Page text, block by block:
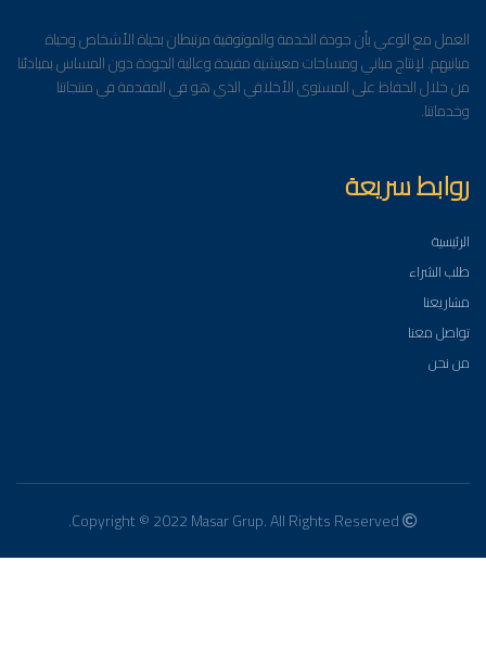
العمل مع الوعي بأن جودة الخدمة والموثوقية مرتبطان بحياة الأشخاص وحياة
مبانيهم. لإنتاج مباني ومساحات معيشية مفيدة وعالية الجودة دون المساس بمبادئنا
من خلال الحفاظ على المستوى الأخلاقي الذي هو في المقدمة في منتجاتنا
وخدماتنا.
روابط سريعة
الرئيسية
طلب الشراء
مشاريعنا
تواصل معنا
من نحن
Copyright © 2022 Masar Grup. All Rights Reserved.